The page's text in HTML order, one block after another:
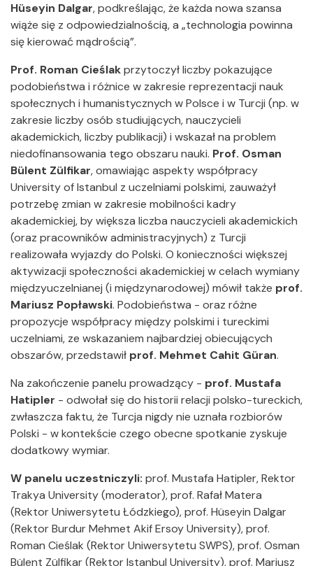
Hüseyin Dalgar, podkreślając, że każda nowa szansa
wiąże się z odpowiedzialnością, a „technologia powinna
się kierować mądrością”.
Prof. Roman Cieślakprzytoczył liczby pokazujące
podobieństwa i różnice w zakresie reprezentacji nauk
społecznych i humanistycznych w Polsce i w Turcji (np. w
zakresie liczby osób studiujących, nauczycieli
akademickich, liczby publikacji) i wskazał na problem
niedofinansowania tego obszaru nauki. Prof. Osman
Bülent Zülfikar, omawiając aspekty współpracy
University of Istanbul z uczelniami polskimi, zauważył
potrzebę zmian w zakresie mobilności kadry
akademickiej, by większa liczba nauczycieli akademickich
(oraz pracowników administracyjnych) z Turcji
realizowała wyjazdy do Polski. O konieczności większej
aktywizacji społeczności akademickiej w celach wymiany
międzyuczelnianej (i międzynarodowej) mówił także prof.
Mariusz Popławski. Podobieństwa - oraz różne
propozycje współpracy między polskimi i tureckimi
uczelniami, ze wskazaniem najbardziej obiecujących
obszarów, przedstawił prof. Mehmet Cahit Güran.
Na zakończenie panelu prowadzący - prof. Mustafa
Hatipler - odwołał się do historii relacji polsko-tureckich,
zwłaszcza faktu, że Turcja nigdy nie uznała rozbiorów
Polski - w kontekście czego obecne spotkanie zyskuje
dodatkowy wymiar.
W panelu uczestniczyli: prof. Mustafa Hatipler, Rektor
Trakya University (moderator), prof. Rafał Matera
(Rektor Uniwersytetu Łódzkiego), prof. Hüseyin Dalgar
(Rektor Burdur Mehmet Akif Ersoy University), prof.
Roman Cieślak (Rektor Uniwersytetu SWPS), prof. Osman
Bülent Zülfikar (Rektor Istanbul University), prof. Mariusz